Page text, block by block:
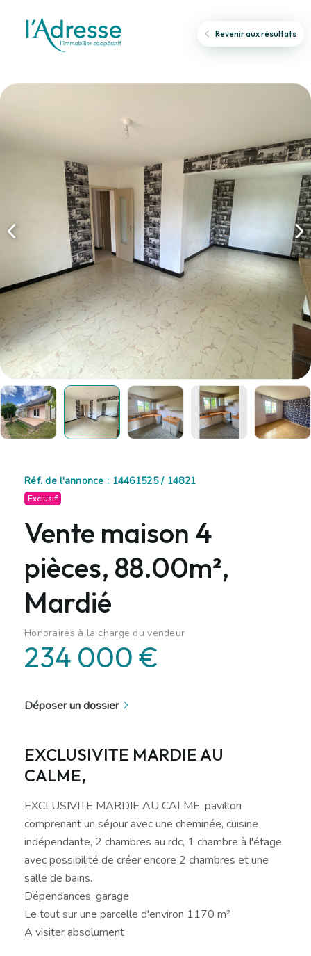
Revenir aux résultats
Réf. de l'annonce : 14461525 / 14821
Exclusif
Vente maison 4
pièces, 88.00m²,
Mardié
Honoraires à la charge du vendeur
234 000 €
Déposer un dossier
EXCLUSIVITE MARDIE AU
CALME,
EXCLUSIVITE MARDIE AU CALME, pavillon
comprenant un séjour avec une cheminée, cuisine
indépendante, 2 chambres au rdc, 1 chambre à l'étage
avec possibilité de créer encore 2 chambres et une
salle de bains.
Dépendances, garage
Le tout sur une parcelle d'environ 1170 m²
A visiter absolument